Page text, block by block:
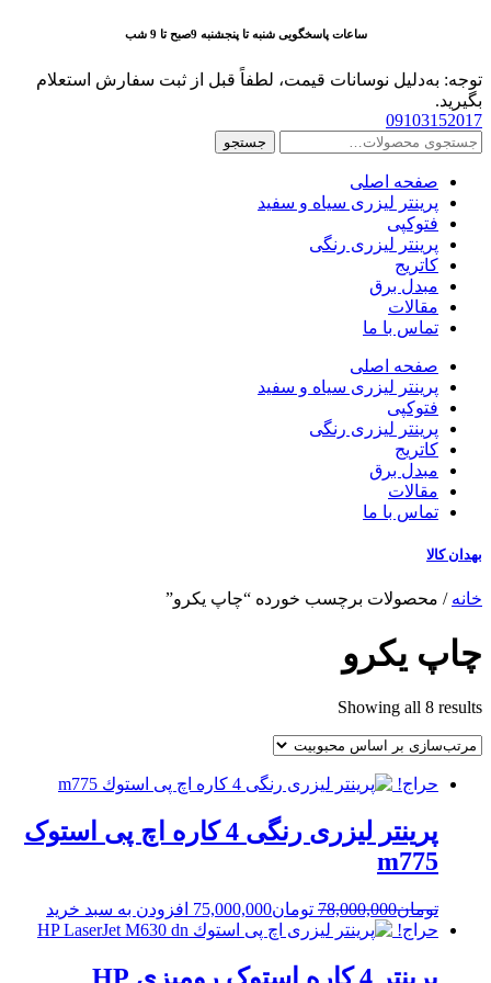
محتوا
ساعات پاسخگویی شنبه تا پنجشنبه 9صبح تا 9 شب
توجه: به‌دلیل نوسانات قیمت، لطفاً قبل از ثبت سفارش استعلام
بگیرید.
09103152017
جستجو
جستجو
صفحه اصلی
پرینتر لیزری سیاه و سفید
فتوکپی
پرینتر لیزری رنگی
کاتریج
مبدل برق
مقالات
تماس با ما
صفحه اصلی
پرینتر لیزری سیاه و سفید
فتوکپی
پرینتر لیزری رنگی
کاتریج
مبدل برق
مقالات
تماس با ما
بهدان کالا
خانه / محصولات برچسب خورده “چاپ یکرو”
چاپ یکرو
Showing all 8 results
popularity
حراج!
پرینتر لیزری رنگی 4 کاره اچ پی استوک
m775
تومان78,000,000
Original
price
تومان78,000,000.
تومان75,000,000
Current
price
افزودن به سبد خرید
حراج!